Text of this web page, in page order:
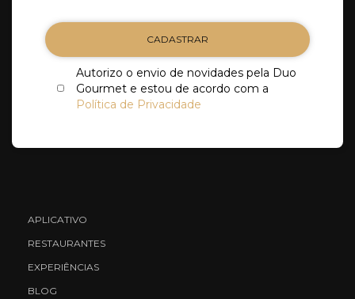
CADASTRAR
Autorizo o envio de novidades pela Duo
Gourmet e estou de acordo com a
Política de Privacidade
APLICATIVO
RESTAURANTES
EXPERIÊNCIAS
BLOG